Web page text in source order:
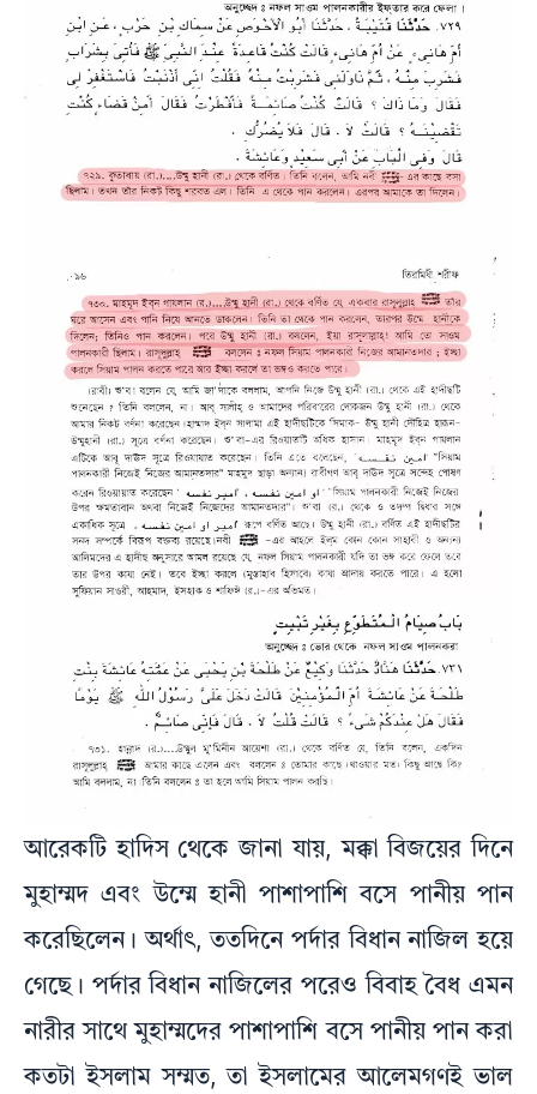
আরেকটি হাদিস থেকে জানা যায়, মক্কা বিজয়ের দিনে
মুহাম্মদ এবং উম্মে হানী পাশাপাশি বসে পানীয় পান
করেছিলেন। অর্থাৎ, ততদিনে পর্দার বিধান নাজিল হয়ে
গেছে। পর্দার বিধান নাজিলের পরেও বিবাহ বৈধ এমন
নারীর সাথে মুহাম্মদের পাশাপাশি বসে পানীয় পান করা
কতটা ইসলাম সম্মত, তা ইসলামের আলেমগণই ভাল